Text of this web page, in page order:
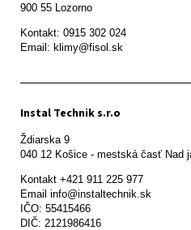
900 55 Lozorno
Kontakt: 0915 302 024
Email: klimy@fisol.sk
Instal Technik s.r.o
Ždiarska 9
Kontakt +421 911 225 977
Email info@instaltechnik.sk
IČO: 55415466
DIČ: 2121986416